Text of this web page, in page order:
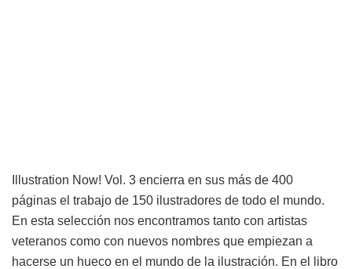
Illustration Now! Vol. 3 encierra en sus más de 400
páginas el trabajo de 150 ilustradores de todo el mundo.
En esta selección nos encontramos tanto con artistas
veteranos como con nuevos nombres que empiezan a
hacerse un hueco en el mundo de la ilustración. En el libro